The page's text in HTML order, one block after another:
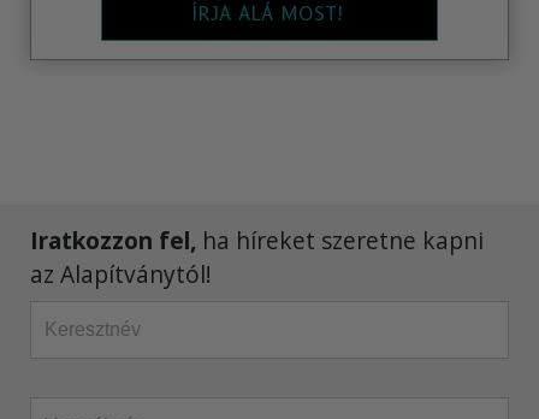
ÍRJA ALÁ MOST!
Iratkozzon fel, ha híreket szeretne kapni
az Alapítványtól!